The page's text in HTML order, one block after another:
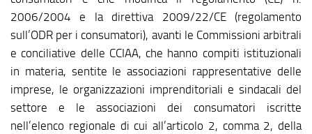
2006/2004 e la direttiva 2009/22/CE (regolamento
sull’ODR per i consumatori), avanti le Commissioni arbitrali
e conciliative delle CCIAA, che hanno compiti istituzionali
in materia, sentite le associazioni rappresentative delle
imprese, le organizzazioni imprenditoriali e sindacali del
settore e le associazioni dei consumatori iscritte
nell’elenco regionale di cui all’articolo 2, comma 2, della